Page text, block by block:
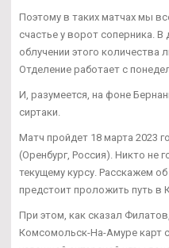
Поэтому в таких матчах мы
счастье у ворот соперника. В
облучении этого
Отделение работает с
И, разумеется, на фоне
сиртаки.
Матч пройдет 18 марта 2023
(Оренбург, Россия). Никто не
текущему курсу. Расскажем
предстоит проложить путь в
При этом, как сказал
Комсомольск-На-Амуре карт